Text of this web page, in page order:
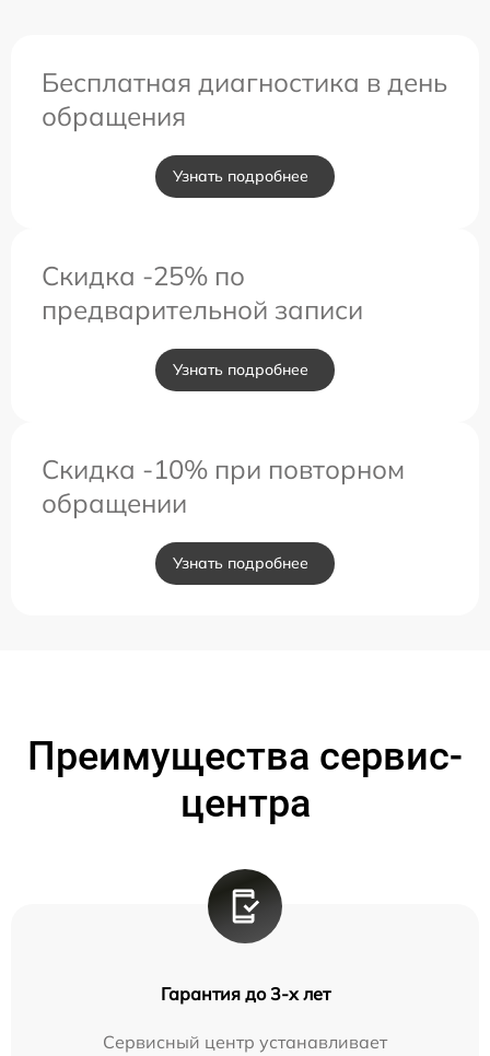
Бесплатная диагностика в день
обращения
Узнать подробнее
Скидка -25% по
предварительной записи
Узнать подробнее
Скидка -10% при повторном
обращении
Узнать подробнее
Преимущества сервис-
центра
Гарантия до 3-х лет
Сервисный центр устанавливает